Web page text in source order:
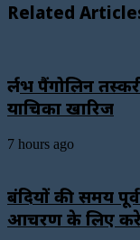
Related
दुर्लभ पैंगोलिन
याचिका खारिज
7 hours ago
बंदियों की समय
आचरण के लिए करेगी